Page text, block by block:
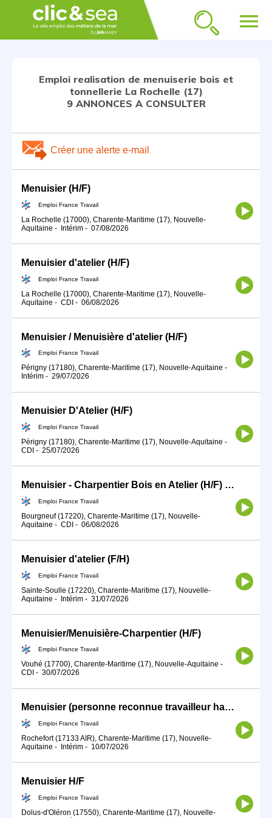
menu
Emploi realisation de menuiserie bois et
tonnellerie La Rochelle (17)
9 ANNONCES A CONSULTER
Créer une alerte e-mail
Menuisier (H/F)
Emploi France Travail
La Rochelle (17000), Charente-Maritime (17), Nouvelle-
Aquitaine - Intérim - 07/08/2026
Menuisier d'atelier (H/F)
Emploi France Travail
La Rochelle (17000), Charente-Maritime (17), Nouvelle-
Aquitaine - CDI - 06/08/2026
Menuisier / Menuisière d'atelier (H/F)
Emploi France Travail
Périgny (17180), Charente-Maritime (17), Nouvelle-Aquitaine -
Intérim - 29/07/2026
Menuisier D'Atelier (H/F)
Emploi France Travail
Périgny (17180), Charente-Maritime (17), Nouvelle-Aquitaine -
CDI - 25/07/2026
Menuisier - Charpentier Bois en Atelier (H/F) - CDI
Emploi France Travail
Bourgneuf (17220), Charente-Maritime (17), Nouvelle-
Aquitaine - CDI - 06/08/2026
Menuisier d'atelier (F/H)
Emploi France Travail
Sainte-Soulle (17220), Charente-Maritime (17), Nouvelle-
Aquitaine - Intérim - 31/07/2026
Menuisier/Menuisière-Charpentier (H/F)
Emploi France Travail
Vouhé (17700), Charente-Maritime (17), Nouvelle-Aquitaine -
CDI - 30/07/2026
Menuisier (personne reconnue travailleur handicapé) (H/F)
Emploi France Travail
Rochefort (17133 AIR), Charente-Maritime (17), Nouvelle-
Aquitaine - Intérim - 10/07/2026
Menuisier H/F
Emploi France Travail
Dolus-d'Oléron (17550), Charente-Maritime (17), Nouvelle-